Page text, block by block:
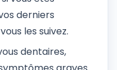
derniers
les suivez.
dentaires,